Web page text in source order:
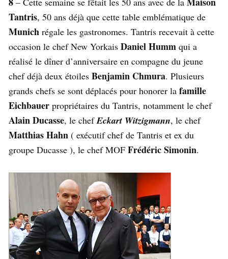
Tantris, 50 ans déjà que cette table emblématique de
Munich régale les gastronomes. Tantris recevait à cette
occasion le chef New Yorkais Daniel Humm qui a
réalisé le dîner d’anniversaire en compagne du jeune
chef déjà deux étoiles Benjamin Chmura. Plusieurs
grands chefs se sont déplacés pour honorer la famille
Eichbauer propriétaires du Tantris, notamment le chef
Alain Ducasse, le chefEckart Witzigmann, le chef
Matthias Hahn ( exécutif chef de Tantris et ex du
groupe Ducasse ), le chef MOF Frédéric Simonin.